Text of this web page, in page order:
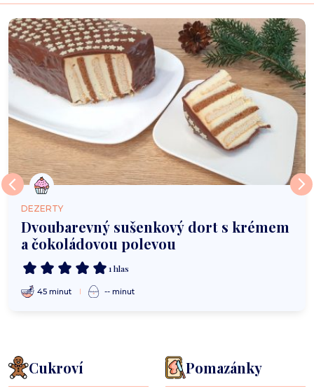
DEZERTY
Dvoubarevný sušenkový dort s krémem
a čokoládovou polevou
1 hlas
45 minut -- minut
Cukroví Pomazánky